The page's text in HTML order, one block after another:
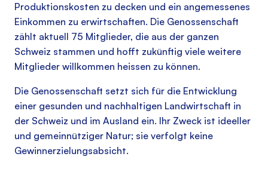
Produktionskosten zu decken und ein angemessenes
Einkommen zu erwirtschaften. Die Genossenschaft
zählt aktuell 75 Mitglieder, die aus der ganzen
Schweiz stammen und hofft zukünftig viele weitere
Mitglieder willkommen heissen zu können.
Die Genossenschaft setzt sich für die Entwicklung
einer gesunden und nachhaltigen Landwirtschaft in
der Schweiz und im Ausland ein. Ihr Zweck ist ideeller
und gemeinnütziger Natur; sie verfolgt keine
Gewinnerzielungsabsicht.